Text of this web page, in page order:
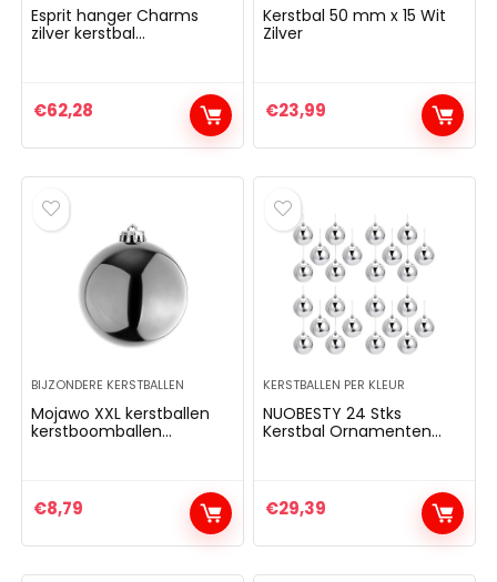
Esprit hanger Charms
zilver kerstbal
€62,28
Kerstbal 50 mm x 15 Wit
Zilver
€23,99
BIJZONDERE KERSTBALLEN
Mojawo XXL kerstballen
kerstboomballen
€8,79
KERSTBALLEN PER KLEUR
NUOBESTY 24 Stks
Kerstbal Ornamenten
Feestdecoratie Zilver
€29,39